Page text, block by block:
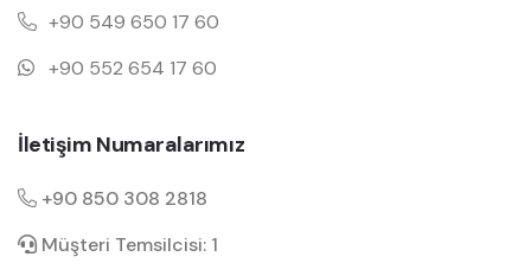
+90 549 650 17 60
+90 552 654 17 60
İletişim Numaralarımız
+90 850 308 2818
Müşteri Temsilcisi: 1